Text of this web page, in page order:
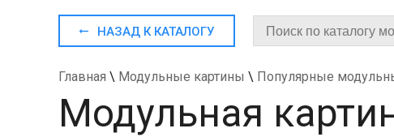
НАЗАД К КАТАЛОГУ
Главная \ Модульные картины \ Популярные
Модульная